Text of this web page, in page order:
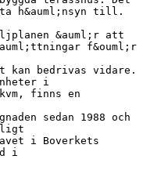
h&auml;nsyn till.
&auml;r att
f&ouml;r
kan bedrivas vidare.
i
finns en
sedan 1988 och
i Boverkets
i